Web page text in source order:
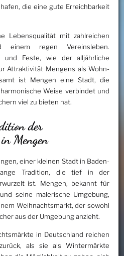
die eine gute Erreichbarkeit
Lebensqualität mit zahlreichen
einem regen Vereinsleben.
und Feste, wie der alljährliche
Attraktivität Mengens als Wohn-
ist Mengen eine Stadt, die
Weise verbindet und
viel zu bieten hat.
der
Mengen
einer kleinen Stadt in Baden-
Tradition, die tief in der
ist. Mengen, bekannt für
seine malerische Umgebung,
Weihnachtsmarkt, der sowohl
aus der Umgebung anzieht.
in Deutschland reichen
als sie als Wintermärkte